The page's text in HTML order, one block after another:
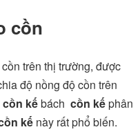
cồn
trên thị trường, được
độ nồng độ cồn trên
cồn kếbách cồn kếphân
kếnày rất phổ biến.